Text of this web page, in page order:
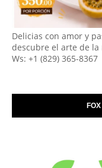
Delicias con amor y
descubre el arte de la
Ws: +1 (829) 365-8367